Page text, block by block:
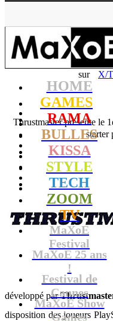
HOME
GAMES
RAMA
BULLES
KISSA
STYLE
TECH
ZOOM
TV
MaXoE
Festival
MaXoE 25 ans
!
Festival de
Cannes
MaXoE Show
Games
joystick officiel
-
sur
X/
Thrustmaster présente le
starter
développé par
disposition des joueurs